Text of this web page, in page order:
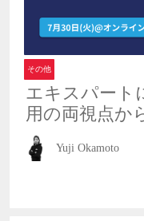
その他
エキスパート
用の両視点か
Yuji Okamoto